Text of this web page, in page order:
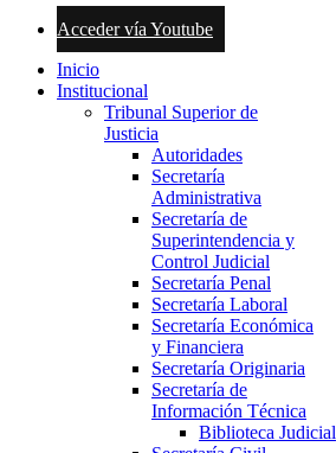
Acceder vía Youtube
Inicio
Institucional
Tribunal Superior de
Justicia
Autoridades
Secretaría
Administrativa
Secretaría de
Superintendencia y
Control Judicial
Secretaría Penal
Secretaría Laboral
Secretaría Económica
y Financiera
Secretaría Originaria
Secretaría de
Información Técnica
Biblioteca Judicial